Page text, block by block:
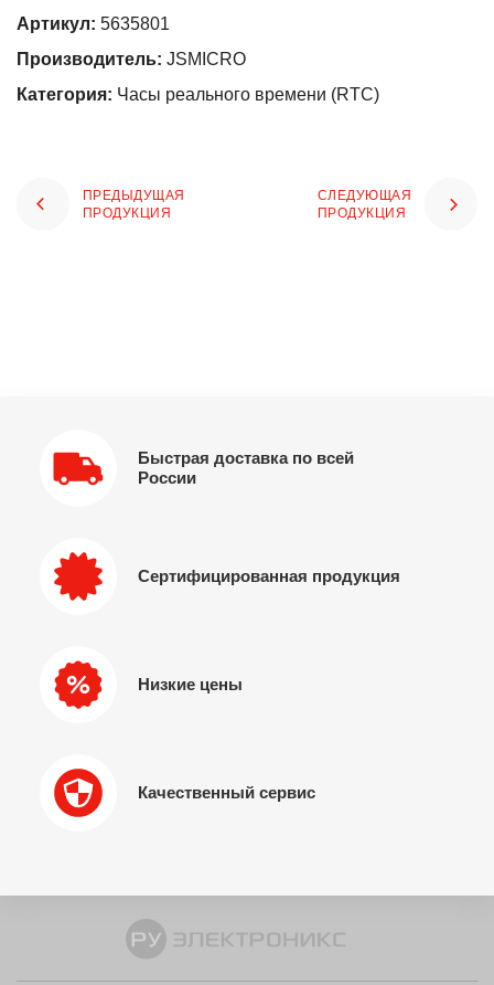
Артикул: 5635801
Производитель: JSMICRO
Категория: Часы реального времени (RTC)
ПРЕДЫДУЩАЯ
ПРОДУКЦИЯ
СЛЕДУЮЩАЯ
ПРОДУКЦИЯ
Быстрая доставка по всей
России
Сертифицированная продукция
Низкие цены
Качественный сервис